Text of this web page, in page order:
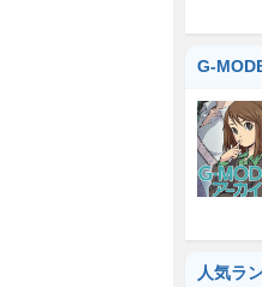
G-
人気ラ